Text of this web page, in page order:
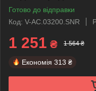
Готово до відправки
Код: V-AC.03200.SNR
1 251 ₴ 1 564 ₴
Економія 313 ₴